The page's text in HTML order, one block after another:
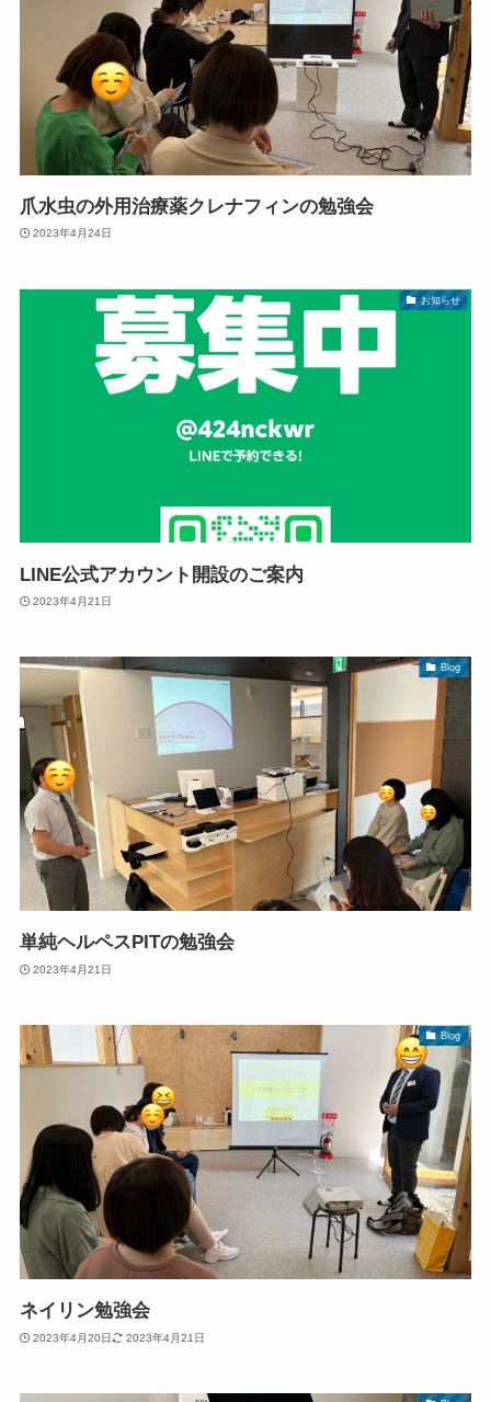
爪水虫の外用治療薬クレナフィンの勉強会
2023年4月24日
お知らせ
LINE公式アカウント開設のご案内
2023年4月21日
Blog
単純ヘルペスPITの勉強会
2023年4月21日
Blog
ネイリン勉強会
2023年4月20日 2023年4月21日